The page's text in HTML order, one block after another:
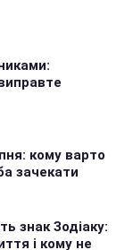
кому варто
зачекати
знак Зодіаку:
і кому не